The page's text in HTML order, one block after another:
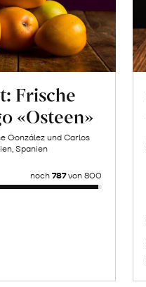
Frische
«Osteen»
González und Carlos
Spanien
noch 787von 800
Naturbelassene